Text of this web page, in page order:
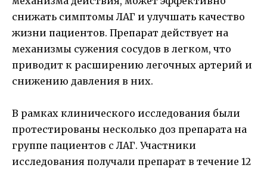
снижать симптомы ЛАГ и улучшать качество
жизни пациентов. Препарат действует на
механизмы сужения сосудов в легком, что
приводит к расширению легочных артерий и
снижению давления в них.
В рамках клинического исследования были
протестированы несколько доз препарата на
группе пациентов с ЛАГ. Участники
исследования получали препарат в течение 12